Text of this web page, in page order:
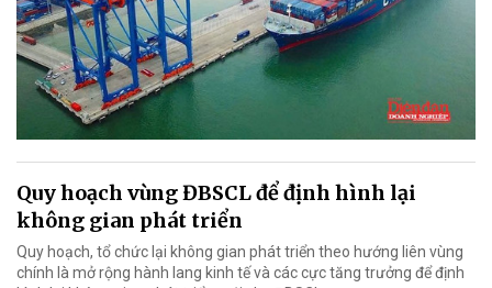
Quy hoạch vùng ĐBSCL để định hình lại
không gian phát triển
Quy hoạch, tổ chức lại không gian phát triển theo hướng liên vùng
chính là mở rộng hành lang kinh tế và các cực tăng trưởng để định